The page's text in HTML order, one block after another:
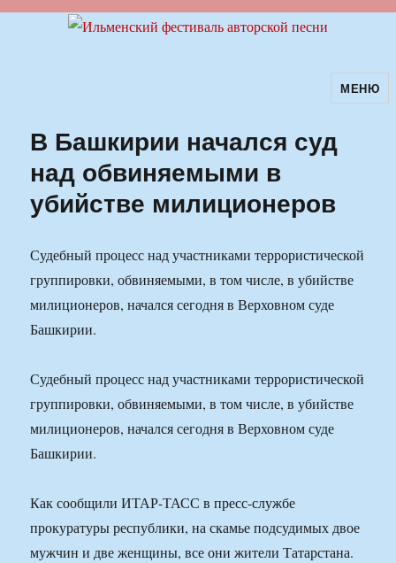
Ильменский фестиваль авторскойМЕНЮ
В Башкирии начался суд
над обвиняемыми в
убийстве милиционеров
Судебный процесс над участниками террористической
группировки, обвиняемыми, в том числе, в убийстве
милиционеров, начался сегодня в Верховном суде
Башкирии.
Судебный процесс над участниками террористической
группировки, обвиняемыми, в том числе, в убийстве
милиционеров, начался сегодня в Верховном суде
Башкирии.
Как сообщили ИТАР-ТАСС в пресс-службе
прокуратуры республики, на скамье подсудимых двое
мужчин и две женщины, все они жители Татарстана.